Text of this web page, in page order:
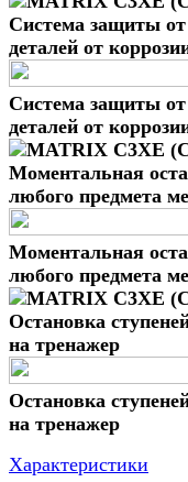
Система защиты
деталей от
Моментальная
любого предмета
Остановка
на тренажер
Характеристики